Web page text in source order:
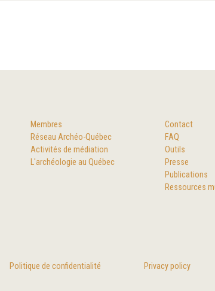
Membres
Réseau Archéo-Québec
Activités de médiation
L'archéologie au Québec
Contact
FAQ
Outils
Presse
Publications
Ressources
Politique de confidentialité Privacy policy